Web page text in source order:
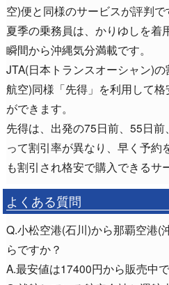
空)便と同様のサービスが評判で
夏季の乗務員は、かりゆしを着
瞬間から沖縄気分満載です。
JTA(日本トランスオーシャン)
航空)同様「先得」を利用して
ができます。
先得は、出発の75日前、55日
って割引率が異なり、早く予約
も割引され格安で購入できるサ
よくある質問
Q.小松空港(石川)から那覇空港(
らですか？
A.最安値は17400円から販売中で